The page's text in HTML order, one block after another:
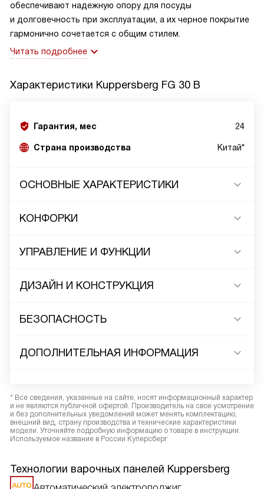
обеспечивают надежную опору для посуды
и долговечность при эксплуатации, а их черное покрытие
гармонично сочетается с общим стилем.
Читать подробнее
Характеристики Kuppersberg FG 30 B
Гарантия, мес 24
Страна производства Китай*
ОСНОВНЫЕ ХАРАКТЕРИСТИКИ
КОНФОРКИ
УПРАВЛЕНИЕ И ФУНКЦИИ
ДИЗАЙН И КОНСТРУКЦИЯ
БЕЗОПАСНОСТЬ
ДОПОЛНИТЕЛЬНАЯ ИНФОРМАЦИЯ
* Все сведения, указанные на сайте, носят информационный характер
и не являются публичной офертой. Производитель на свое усмотрение
и без дополнительных уведомлений может менять комплектацию,
внешний вид, страну производства и технические характеристики
модели. Уточняйте подробную информацию о товаре в инструкции.
Используемое название в России Куперсберг
Технологии варочных панелей Kuppersberg